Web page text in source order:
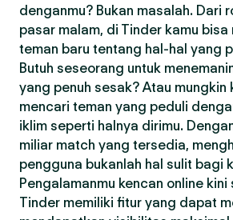
denganmu? Bukan masalah. Dari
pasar malam, di Tinder kamu
teman baru tentang hal-hal yang
Butuh seseorang untuk
yang penuh sesak? Atau mungkin
mencari teman yang peduli
iklim seperti halnya dirimu.
miliar match yang tersedia,
pengguna bukanlah hal sulit bagi
Pengalamanmu kencan online kini
Tinder memiliki fitur yang dapat